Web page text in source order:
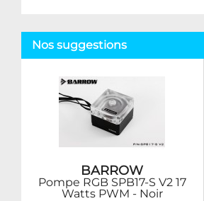
Nos suggestions
BARROW
Pompe RGB SPB17-S V2 17
Watts PWM - Noir